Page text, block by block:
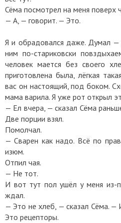
Сёма посмотрел на меня поверх
— А, — говорит. — Это.
Я и обрадовался даже. Думал —
ним по-стариковски
человек мается без своего
приготовлена была, лёгкая
вас он настоящий, под боком.
мама варила. Я уже рот открыл
— Ел вчера, — сказал Сёма
Две порции взял.
Помолчал.
— Сварен как надо. Всё по
изюм.
Отпил чая.
— Не тот.
И вот тут пол ушёл у меня из-
ждал.
— Это не хлеб, — сказал Сёма. —
Это рецепторы.